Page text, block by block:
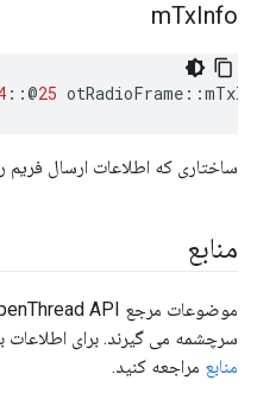
mTxInfo
::@25 otRadioFrame ::
ساختاری که اطلاعات ارسال فریم
منابع
موضوعات مرجع OpenThread API از کد منبع موجود در
سرچشمه می گیرند. برای اطلاعات
منابع مراجعه کنید.